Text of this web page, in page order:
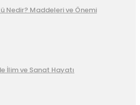
Nedir? Maddeleri ve Önemi
İlim ve Sanat Hayatı